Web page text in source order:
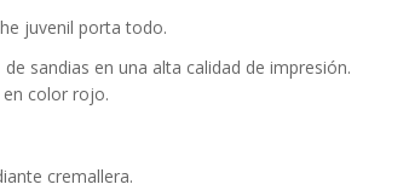
juvenil porta todo.
sandias en una alta calidad de impresión.
color rojo.
cremallera.